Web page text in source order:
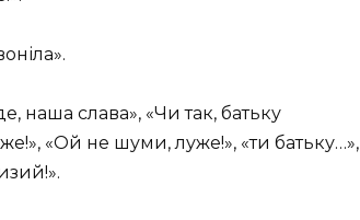
наша слава», «Чи так, батьку
«Ой не шуми, луже!», «ти батьку…»,